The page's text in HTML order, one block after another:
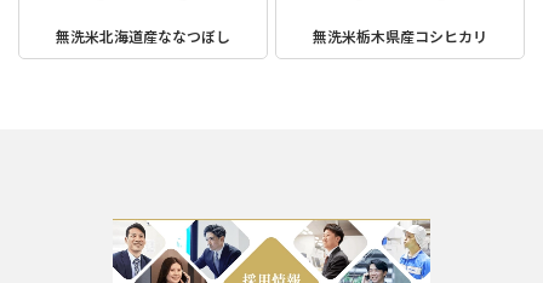
無洗米北海道産ななつぼし 無洗米栃木県産コシヒカリ